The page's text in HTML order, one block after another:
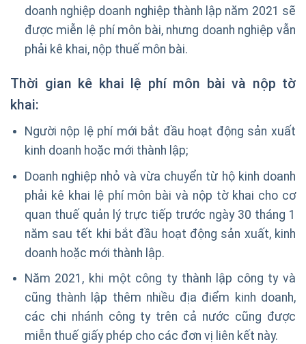
doanh nghiệp doanh nghiệp thành lập năm 2021 sẽ
được miễn lệ phí môn bài, nhưng doanh nghiệp vẫn
phải kê khai, nộp thuế môn bài.
Thời gian kê khai lệ phí môn bài và nộp tờ
khai:
Người nộp lệ phí mới bắt đầu hoạt động sản xuất
kinh doanh hoặc mới thành lập;
Doanh nghiệp nhỏ và vừa chuyển từ hộ kinh doanh
phải kê khai lệ phí môn bài và nộp tờ khai cho cơ
quan thuế quản lý trực tiếp trước ngày 30 tháng 1
năm sau tết khi bắt đầu hoạt động sản xuất, kinh
doanh hoặc mới thành lập.
Năm 2021, khi một công ty thành lập công ty và
cũng thành lập thêm nhiều địa điểm kinh doanh,
các chi nhánh công ty trên cả nước cũng được
miễn thuế giấy phép cho các đơn vị liên kết này.